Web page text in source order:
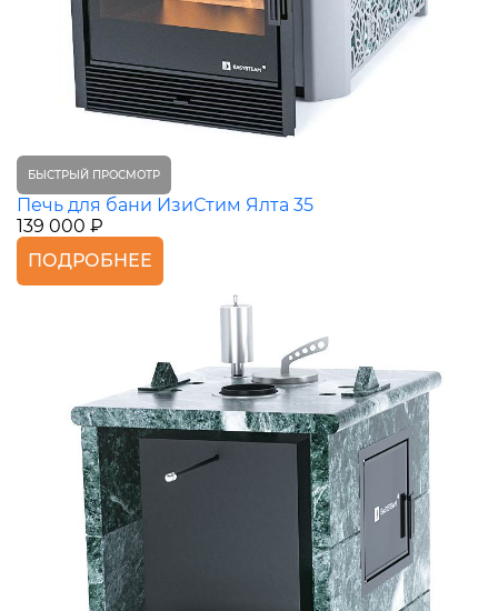
БЫСТРЫЙ ПРОСМОТР
Печь для бани ИзиСтим Ялта 35
139 000 ₽
ПОДРОБНЕЕ